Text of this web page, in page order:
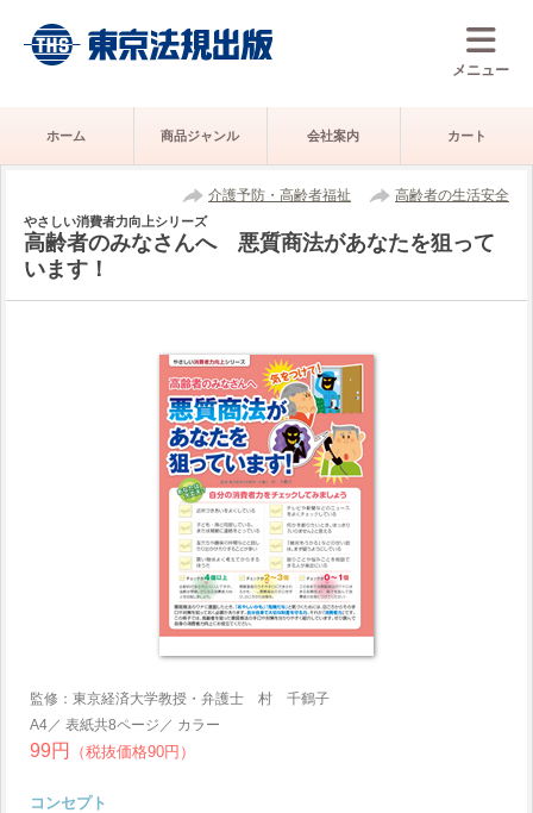
メニュー
ホーム 商品ジャンル 会社案内 カート
介護予防・高齢者福祉 高齢者の生活安全
やさしい消費者力向上シリーズ
高齢者のみなさんへ 悪質商法があなたを狙って
います！
監修：東京経済大学教授・弁護士 村 千鶴子
A4／ 表紙共8ページ／ カラー
99円 （税抜価格90円）
コンセプト